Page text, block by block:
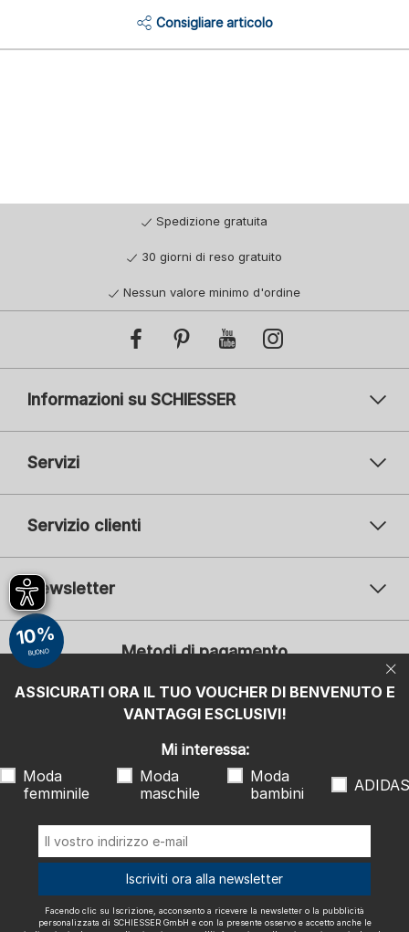
Consigliare articolo
Spedizione gratuita
30 giorni di reso gratuito
Nessun valore minimo d'ordine
Informazioni su SCHIESSER
Servizi
Servizio clienti
Newsletter
Il vostro indirizzo e-mail
Iscrizione
Mi interessa:
Moda femminile
Moda maschile
ADIDAS
Facendo clic su Iscrizione, acconsento a ricevere la newsletter o la
pubblicità personalizzata di SCHIESSER GmbH e con la presente
"Newsletter". Posso revocare questo consenso in qualsiasi momento
con effetto futuro.
Metodi di pagamento
Spediamo con
ASSICURATI ORA IL TUO VOUCHER DI BENVENUTO E
VANTAGGI ESCLUSIVI!
10%
BUONO
Mi interessa:
Moda
femminile
Moda
maschile
Moda
bambini
ADIDAS
Iscriviti ora alla newsletter
Facendo clic su Iscrizione, acconsento a ricevere la newsletter o la pubblicità
personalizzata di SCHIESSER GmbH e con la presente osservo e accetto anche le